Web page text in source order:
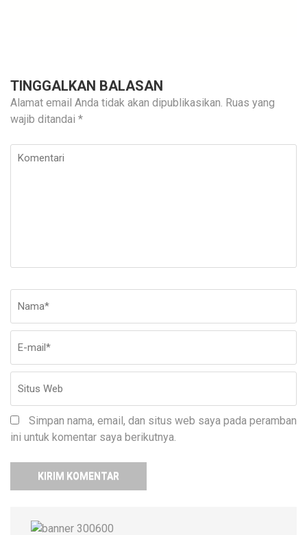
TINGGALKAN BALASAN
Alamat email Anda tidak akan dipublikasikan. Ruas yang
wajib ditandai *
Komentari
Simpan nama, email, dan situs web saya pada peramban
ini untuk komentar saya berikutnya.